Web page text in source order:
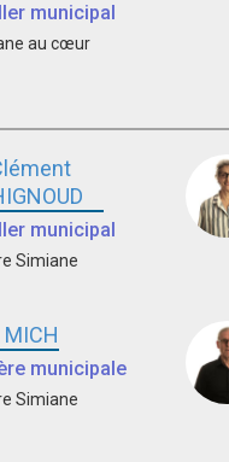
municipal
au cœur
municipal
Simiane
municipale
Simiane